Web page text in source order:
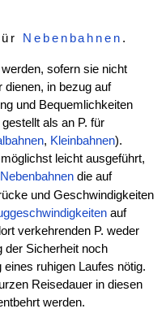
Nebenbahnen .
sofern sie nicht
in bezug auf
und Bequemlichkeiten
als an P. für
, Kleinbahnen).
leicht ausgeführt,
Nebenbahnendie auf
und Geschwindigkeiten
auf
verkehrenden P. weder
der Sicherheit noch
ruhigen Laufes nötig.
Reisedauer in diesen
werden.